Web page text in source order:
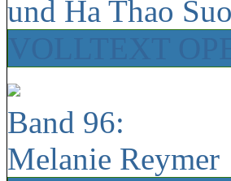
und Ha Thao
Band 96:
Melanie Reymer